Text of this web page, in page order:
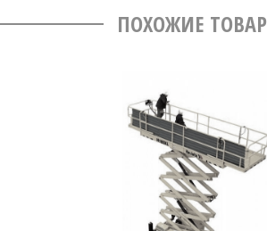
ПОХОЖИЕ